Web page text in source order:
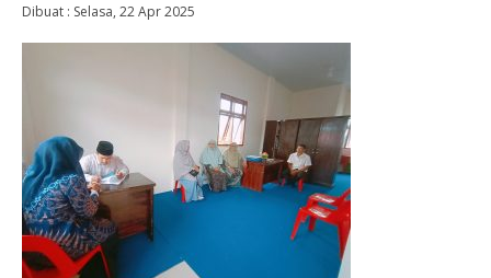
Dibuat : Selasa, 22 Apr 2025